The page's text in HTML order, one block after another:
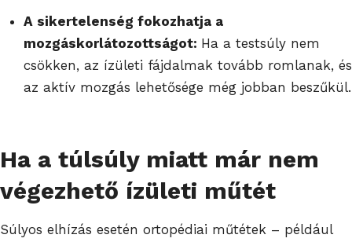
A sikertelenség fokozhatja a
mozgáskorlátozottságot: Ha a testsúly nem
csökken, az ízületi fájdalmak tovább romlanak, és
az aktív mozgás lehetősége még jobban beszűkül.
Ha a túlsúly miatt már nem
végezhető ízületi műtét
Súlyos elhízás esetén ortopédiai műtétek – például